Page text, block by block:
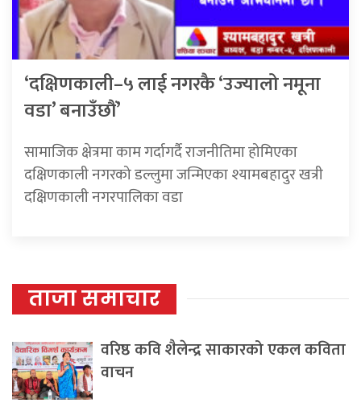
‘दक्षिणकाली–५ लाई नगरकै ‘उज्यालो नमूना
वडा’ बनाउँछौं’
सामाजिक क्षेत्रमा काम गर्दागर्दै राजनीतिमा होमिएका
दक्षिणकाली नगरको डल्लुमा जन्मिएका श्यामबहादुर खत्री
दक्षिणकाली नगरपालिका वडा
ताजा समाचार
वरिष्ठ कवि शैलेन्द्र साकारको एकल कविता
वाचन